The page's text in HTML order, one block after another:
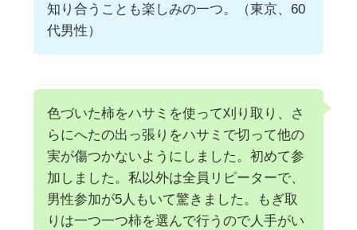
知り合うことも楽しみの一つ。（東京、60
代男性）
色づいた柿をハサミを使って刈り取り、さ
らにへたの出っ張りをハサミで切って他の
実が傷つかないようにしました。初めて参
加しました。私以外は全員リピーターで、
男性参加が5人もいて驚きました。もぎ取
りは一つ一つ柿を選んで行うので人手がい